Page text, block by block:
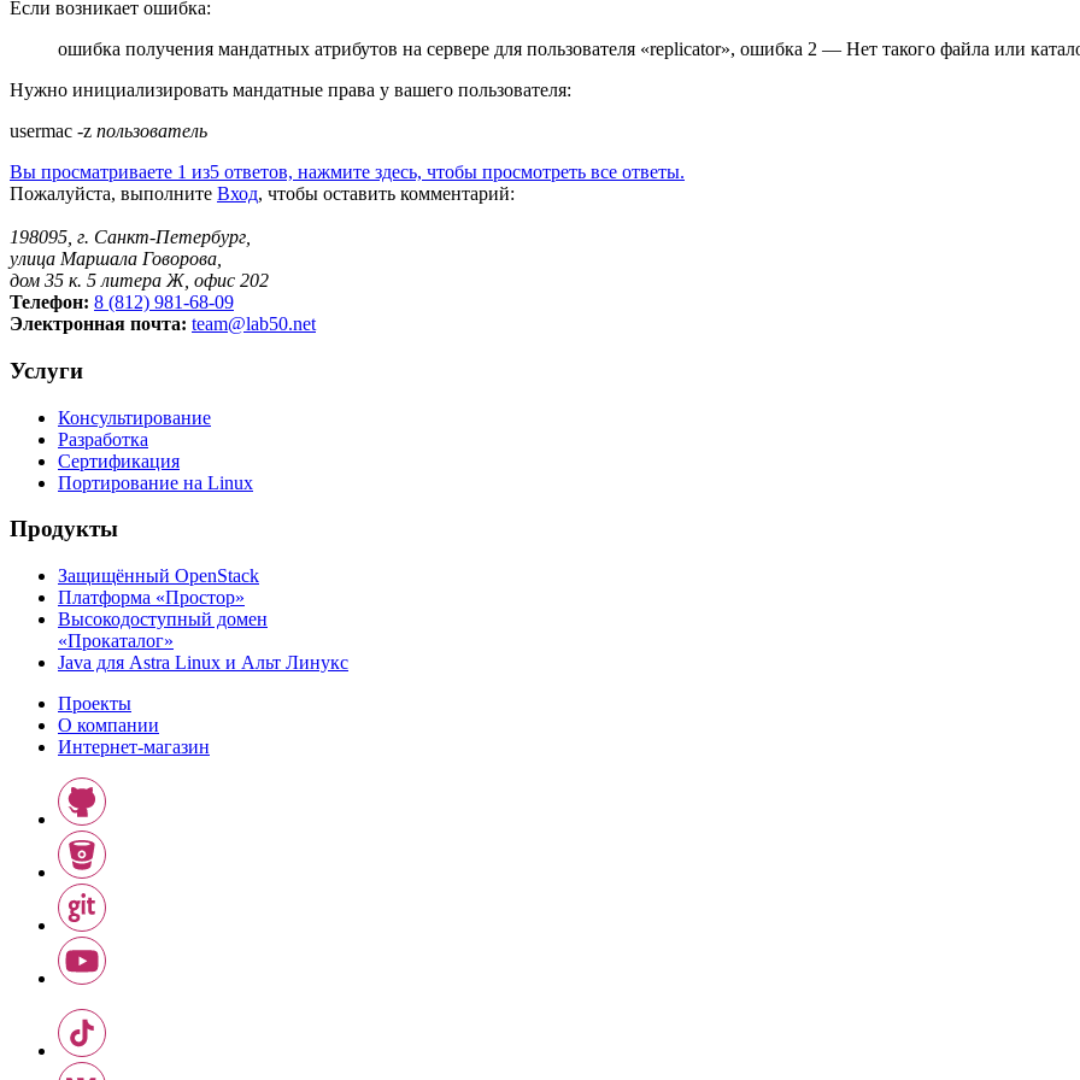
Если возникает ошибка:
ошибка получения мандатных атрибутов на сервере для пользователя «replicator», ошибка 2 — Нет такого файла или
Нужно инициализировать мандатные права у вашего пользователя:
usermac -z пользователь
Вы просматриваете 1 из5 ответов, нажмите здесь, чтобы просмотреть все ответы.
Пожалуйста, выполните Вход, чтобы оставить комментарий:
198095, г. Санкт-Петербург,
улица Маршала Говорова,
дом 35 к. 5 литера Ж, офис 202
Телефон: 8 (812) 981-68-09
Электронная почта: team@lab50.net
Услуги
Консультирование
Разработка
Сертификация
Портирование на Linux
Продукты
Защищённый OpenStack
Платформа «Простор»
Высокодоступный домен
«Прокаталог»
Java для Astra Linux и Альт Линукс
Проекты
О компании
Интернет-магазин